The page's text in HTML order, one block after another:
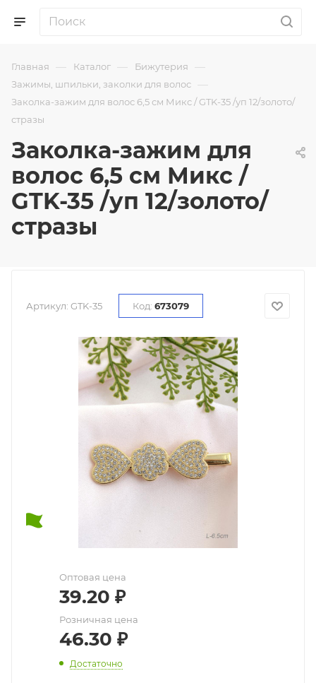
Главная — Каталог — Бижутерия —
Зажимы, шпильки, заколки для волос —
Заколка-зажим для волос 6,5 см Микс / GTK-35 /уп 12/золото/
стразы
Заколка-зажим для
волос 6,5 см Микс /
GTK-35 /уп 12/золото/
стразы
Артикул: GTK-35 Код: 673079
Оптовая цена
39.20 ₽
Розничная цена
46.30 ₽
Достаточно